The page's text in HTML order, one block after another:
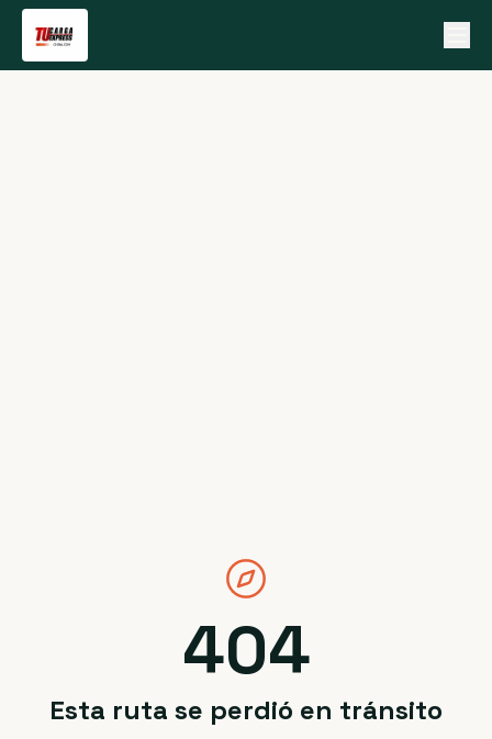
404
Esta ruta se perdió en tránsito